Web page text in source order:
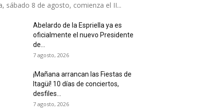
sábado 8 de agosto, comienza el II...
Abelardo de la Espriella ya es
oficialmente el nuevo Presidente
de...
7 agosto, 2026
¡Mañana arrancan las Fiestas de
Itagüí! 10 días de conciertos,
desfiles...
7 agosto, 2026